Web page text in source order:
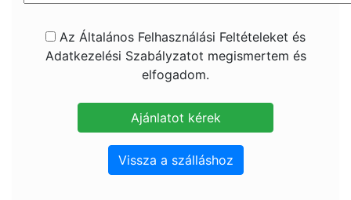
Az Általános Felhasználási Feltételeket és
Adatkezelési Szabályzatot megismertem és
elfogadom.
Vissza a szálláshoz